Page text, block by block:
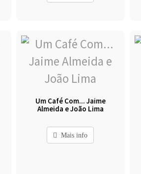
Um Café Com... Jaime
Almeida e João Lima
Mais info